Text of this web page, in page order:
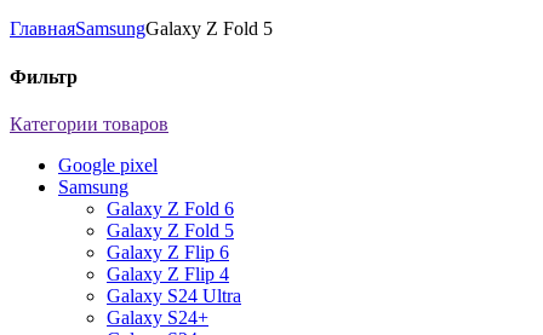
ГлавнаяSamsungGalaxy Z Fold 5
Фильтр
Категории товаров
Google pixel
Samsung
Galaxy Z Fold 6
Galaxy Z Fold 5
Galaxy Z Flip 6
Galaxy Z Flip 4
Galaxy S24 Ultra
Galaxy S24+